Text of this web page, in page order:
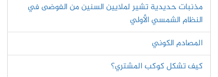
مذنبات حديدية تشير لملايين السنين من الفوضى في
النظام الشمسي الأولي
المصادم الكوني
كيف تشكل كوكب المشتري؟